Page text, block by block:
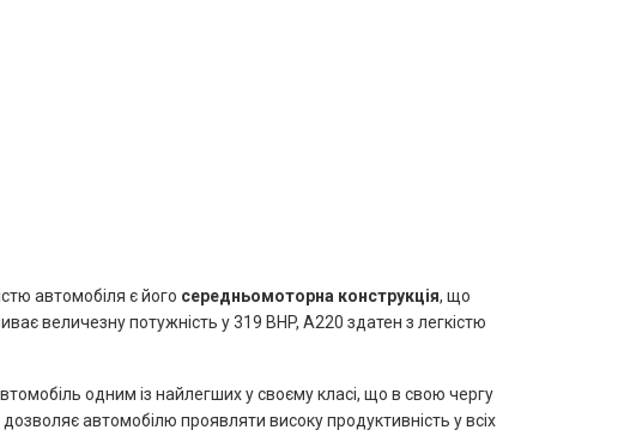
автомобіля є його середньомоторна конструкція, що
величезну потужність у 319 BHP, A220 здатен з легкістю
одним із найлегших у своєму класі, що в свою чергу
автомобілю проявляти високу продуктивність у всіх